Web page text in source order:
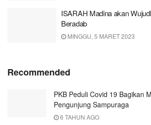
ISARAH Madina akan
Beradab
MINGGU, 5 MARET 2023
Recommended
PKB Peduli Covid 19 Bagikan
Pengunjung Sampuraga
6 TAHUN AGO